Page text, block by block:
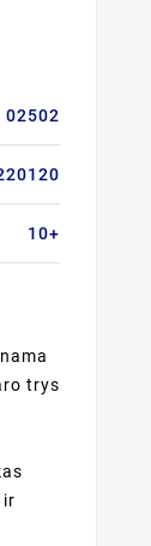
02502
10+
trys
ir